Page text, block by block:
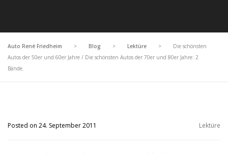
Auto René Friedheim > Blog > Lektüre >
Die schönsten
Autos der 50er und 60er Jahre / Die schönsten Autos der 70er und 80er Jahre: 2
Bände.
Posted on 24. September 2011 Lektüre